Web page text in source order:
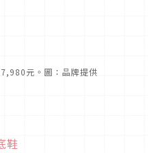
元。圖：品牌提供
鞋